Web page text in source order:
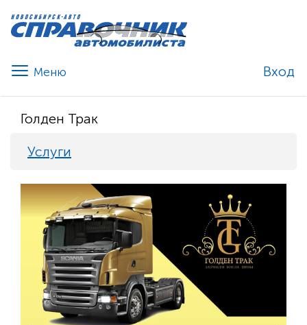
Вход
Голден Трак
Услуги
Previous